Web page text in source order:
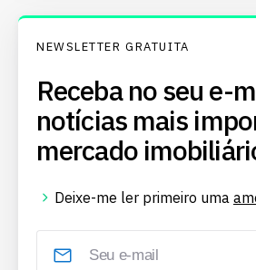
NEWSLETTER GRATUITA
Receba no seu e-
notícias mais
mercado
Deixe-me ler primeiro uma